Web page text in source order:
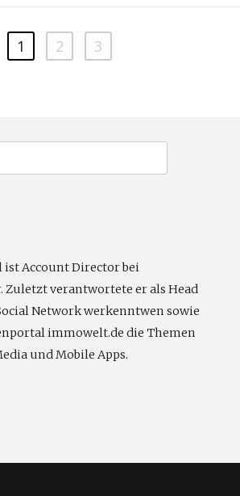
1 2 3
ist Account Director bei
Zuletzt verantwortete er als Head
Network werkenntwen sowie
immowelt.de die Themen
und Mobile Apps.